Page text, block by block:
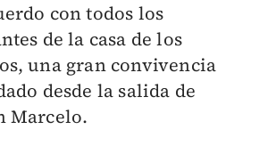
con todos los
de la casa de los
una gran convivencia
desde la salida de
Marcelo.